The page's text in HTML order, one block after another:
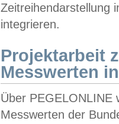
Zeitreihendarstellung
integrieren.
Projektarbeit
Messwerten
Über PEGELONLINE
Messwerten der